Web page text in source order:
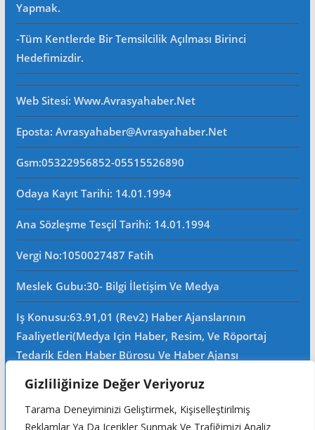
Gizliliğinize Değer Veriyoruz
Tarama Deneyiminizi Geliştirmek, Kişiselleştirilmiş
Reklamlar Ya Da Içerikler Sunmak Ve Trafiğimizi Analiz
Yapmak.
-Tüm Kentlerde Bir Temsilcilik Açılması Birinci
Hedefimizdir.
Web Sitesi: Www.avrasyahaber.net
Eposta: Avrasyahaber@avrasyahaber.net
Gsm:05322956852-05515526890
Odaya Kayıt Tarihi: 14.01.1994
Ana Sözleşme Tesçil Tarihi: 14.01.1994
Vergi No:1050027487 Fatih
Meslek Gubu:30- Bilgi İletişim Ve Medya
Iş Konusu:63.91,01 (Rev2) Haber Ajanslarının
Faaliyetleri(Medya Için Haber, Resim, Ve Röportaj
Tedarik Eden Haber Bürosu Ve Haber Ajansı
Filimcilik, Yayıncılık, Prodöktörlük, Reklamcılık Işleri Ile
Ana Sözleşmede Yazılı Olan Diğer Işleri Yapar.